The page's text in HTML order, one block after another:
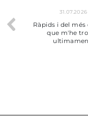
01.07.2026
BUENA